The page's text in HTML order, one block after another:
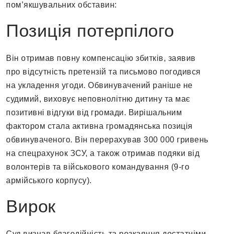
пом’якшувальних обставин:
Позиція потерпілого
Він отримав повну компенсацію збитків, заявив
про відсутність претензій та письмово погодився
на укладення угоди. Обвинувачений раніше не
судимий, виховує неповнолітню дитину та має
позитивні відгуки від громади. Вирішальним
фактором стала активна громадянська позиція
обвинуваченого. Він перерахував 300 000 гривень
на спецрахунок ЗСУ, а також отримав подяки від
волонтерів та військового командування (9-го
армійського корпусу).
Вирок